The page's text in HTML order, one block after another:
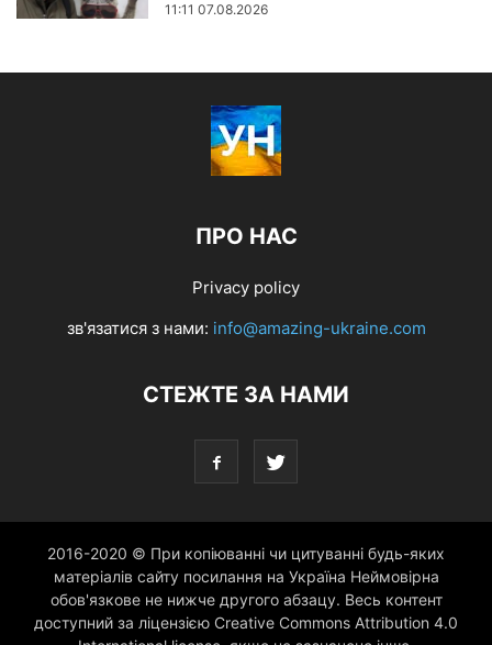
11:11 07.08.2026
ПРО НАС
Privacy policy
зв'язатися з нами: info@amazing-ukraine.com
СТЕЖТЕ ЗА НАМИ
2016-2020 © При копіюванні чи цитуванні будь-яких
матеріалів сайту посилання на Україна Неймовірна
обов'язкове не нижче другого абзацу. Весь контент
доступний за ліцензією Creative Commons Attribution 4.0